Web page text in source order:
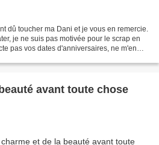
dû toucher ma Dani et je vous en remercie.
je ne suis pas motivée pour le scrap en
pas vos dates d'anniversaires, ne m'en
avant toute chose